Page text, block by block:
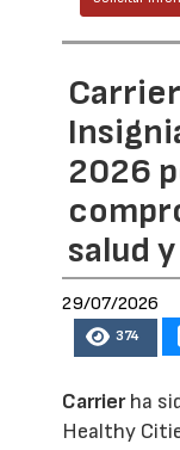
2026
salud
29/07/2026
374
Carrierha
Healthy